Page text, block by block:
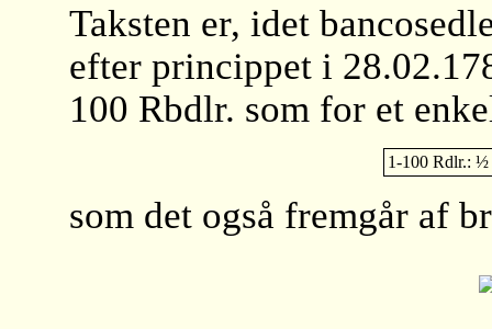
Taksten er, idet
efter princippet i
100 Rbdlr. som for et
1-100 Rdlr.:
som det også fremgår af